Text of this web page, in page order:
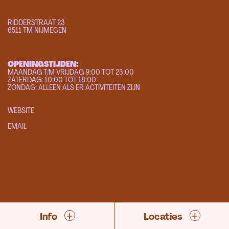
RIDDERSTRAAT 23
6511 TM NIJMEGEN
OPENINGSTIJDEN:
MAANDAG T/M VRIJDAG 9:00 TOT 23:00
ZATERDAG: 10:00 TOT 18:00
ZONDAG: ALLEEN ALS ER ACTIVITEITEN ZIJN
WEBSITE
EMAIL
Info + Locaties +